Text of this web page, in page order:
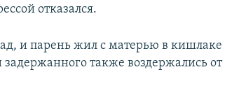
отказался.
и парень жил с матерью в кишлаке
также воздержались от